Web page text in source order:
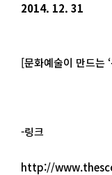
2014. 12. 31
[문화예술이 만드는
-링크
http://